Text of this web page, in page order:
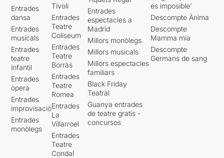
Entrades
dansa
Entrades
musicals
Entrades
teatre
infantil
Entrades
òpera
Entrades
improvisació
Entrades
monòlegs
Tívoli
Entrades
Teatre
Coliseum
Entrades
Teatre
Borràs
Entrades
Teatre
Romea
Entrades
La
Villarroel
Entrades
Teatre
Condal
Entrades
espectacles a
Madrid
Millors monòlegs
Millors musicals
Millors espectacles
familiars
Black Friday
Teatral
Guanya entrades
de teatre gratis -
concursos
es imposible'
Descompte Ànima
Descompte
Mamma mia
Descompte
Germans de sang